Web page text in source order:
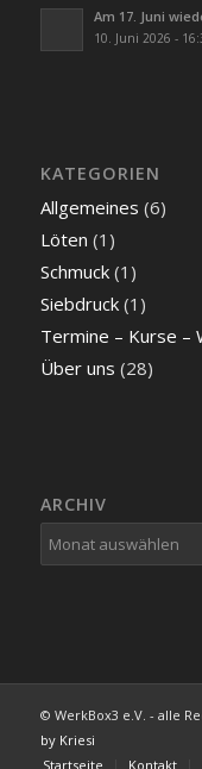
Am 17. Juni
10. Juni 2026 -
KATEGORIEN
Allgemeines (6)
Löten (1)
Schmuck(1)
Siebdruck(1)
Termine – Kurse –
Über uns (28)
ARCHIV
© WerkBox3 e.V. - alle
by Kriesi
Startseite
Kontakt